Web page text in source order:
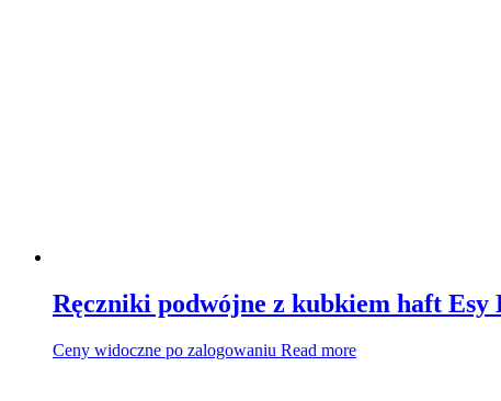
Ręczniki podwójne z kubkiem haft Esy
Ceny widoczne po zalogowaniu Read more